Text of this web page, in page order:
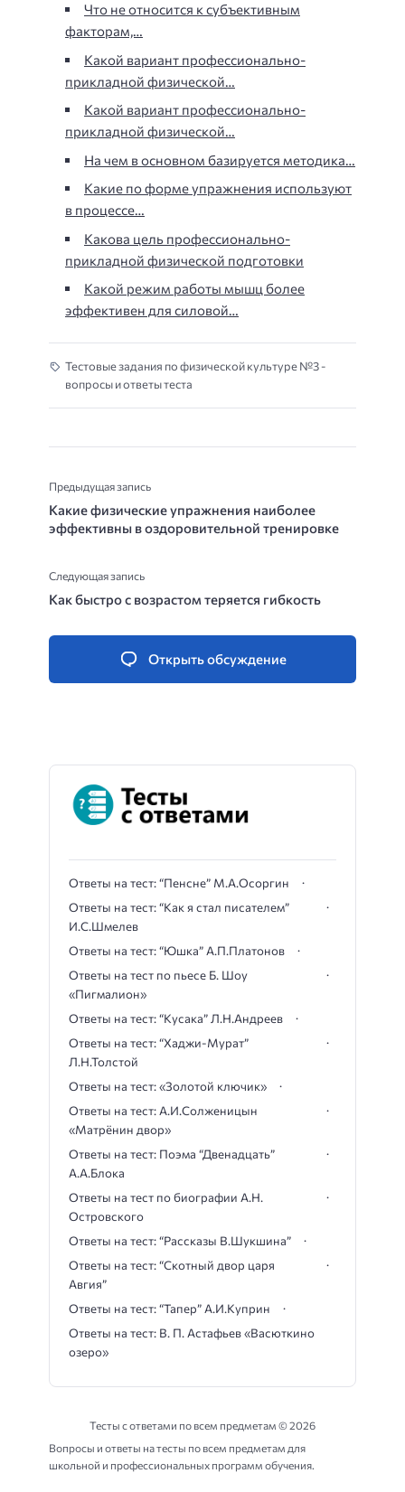
Что не относится к субъективным
факторам,…
Какой вариант профессионально-
прикладной физической…
Какой вариант профессионально-
прикладной физической…
На чем в основном базируется методика…
Какие по форме упражнения используют
в процессе…
Какова цель профессионально-
прикладной физической подготовки
Какой режим работы мышц более
эффективен для силовой…
Тестовые задания по физической культуре №3 -
вопросы и ответы теста
Предыдущая запись
Какие физические упражнения наиболее
эффективны в оздоровительной тренировке
Следующая запись
Как быстро с возрастом теряется гибкость
Открыть обсуждение
Ответы на тест: “Пенсне” М.А.Осоргин
Ответы на тест: “Как я стал писателем”
И.С.Шмелев
Ответы на тест: “Юшка” А.П.Платонов
Ответы на тест по пьесе Б. Шоу
«Пигмалион»
Ответы на тест: “Кусака” Л.Н.Андреев
Ответы на тест: “Хаджи-Мурат”
Л.Н.Толстой
Ответы на тест: «Золотой ключик»
Ответы на тест: А.И.Солженицын
«Матрёнин двор»
Ответы на тест: Поэма “Двенадцать”
А.А.Блока
Ответы на тест по биографии А.Н.
Островского
Ответы на тест: “Рассказы В.Шукшина”
Ответы на тест: “Скотный двор царя
Авгия”
Ответы на тест: “Тапер” А.И.Куприн
Ответы на тест: В. П. Астафьев «Васюткино
озеро»
Тесты с ответами по всем предметам ©2026
Вопросы и ответы на тесты по всем предметам для
школьной и профессиональных программ обучения.